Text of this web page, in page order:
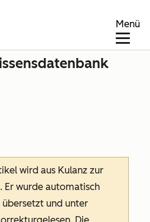
Menü
wird aus Kulanz zur
Er wurde automatisch
und unter